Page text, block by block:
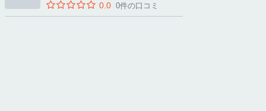
0.0 0件の口コミ